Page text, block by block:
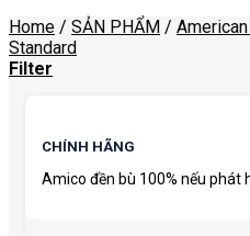
Home / SẢN PHẨM /
Standard
Filter
CHÍNH HÃNG
Amico đền bù 100% nếu phát